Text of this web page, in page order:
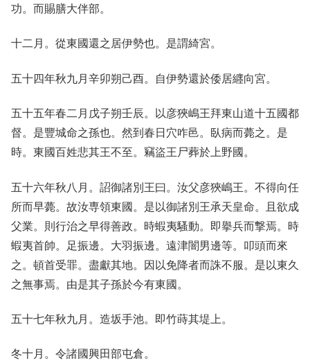
功。而賜膳大伴部。
十二月。從東國還之居伊勢也。是謂綺宮。
五十四年秋九月辛卯朔己酉。自伊勢還於倭居纒向宮。
五十五年春二月戊子朔壬辰。以彦狹嶋王拜東山道十五國都
督。是豐城命之孫也。然到春日穴咋邑。臥病而薨之。是
時。東國百姓悲其王不至。竊盜王尸葬於上野國。
五十六年秋八月。詔御諸別王曰。汝父彦狹嶋王。不得向任
所而早薨。故汝専領東國。是以御諸別王承天皇命。且欲成
父業。則行治之早得善政。時蝦夷騷動。即擧兵而撃焉。時
蝦夷首帥。足振邊。大羽振邊。遠津闇男邊等。叩頭而來
之。頓首受罪。盡獻其地。因以免降者而誅不服。是以東久
之無事焉。由是其子孫於今有東國。
五十七年秋九月。造坂手池。即竹蒔其堤上。
冬十月。令諸國興田部屯倉。